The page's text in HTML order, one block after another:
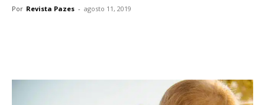
Por Revista Pazes - agosto 11, 2019